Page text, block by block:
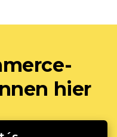
hier